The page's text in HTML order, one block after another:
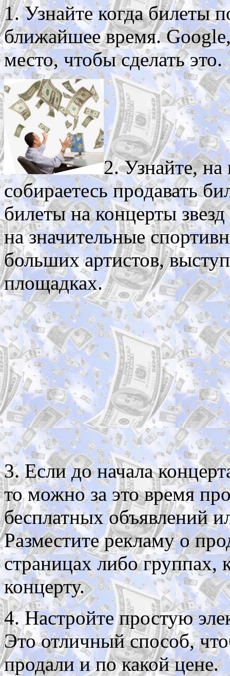
1. Узнайте когда билеты
ближайшее время.
место, чтобы сделать это.
2. Узнайте,
собираетесь продавать
билеты на концерты
на значительные
больших артистов,
площадках.
3. Если до начала
то можно за это время
бесплатных объявлений
Разместите рекламу о
страницах либо
концерту.
4. Настройте простую
Это отличный способ,
продали и по какой цене.